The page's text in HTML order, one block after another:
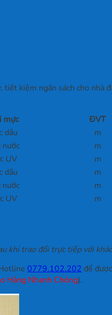
kiệm ngân sách cho nhà
mực ĐVT
dầu m
nước m
UV m
dầu m
nước m
UV m
khi trao đổi trực tiếp với
0779.102.202 để
Hàng Nhanh Chóng).